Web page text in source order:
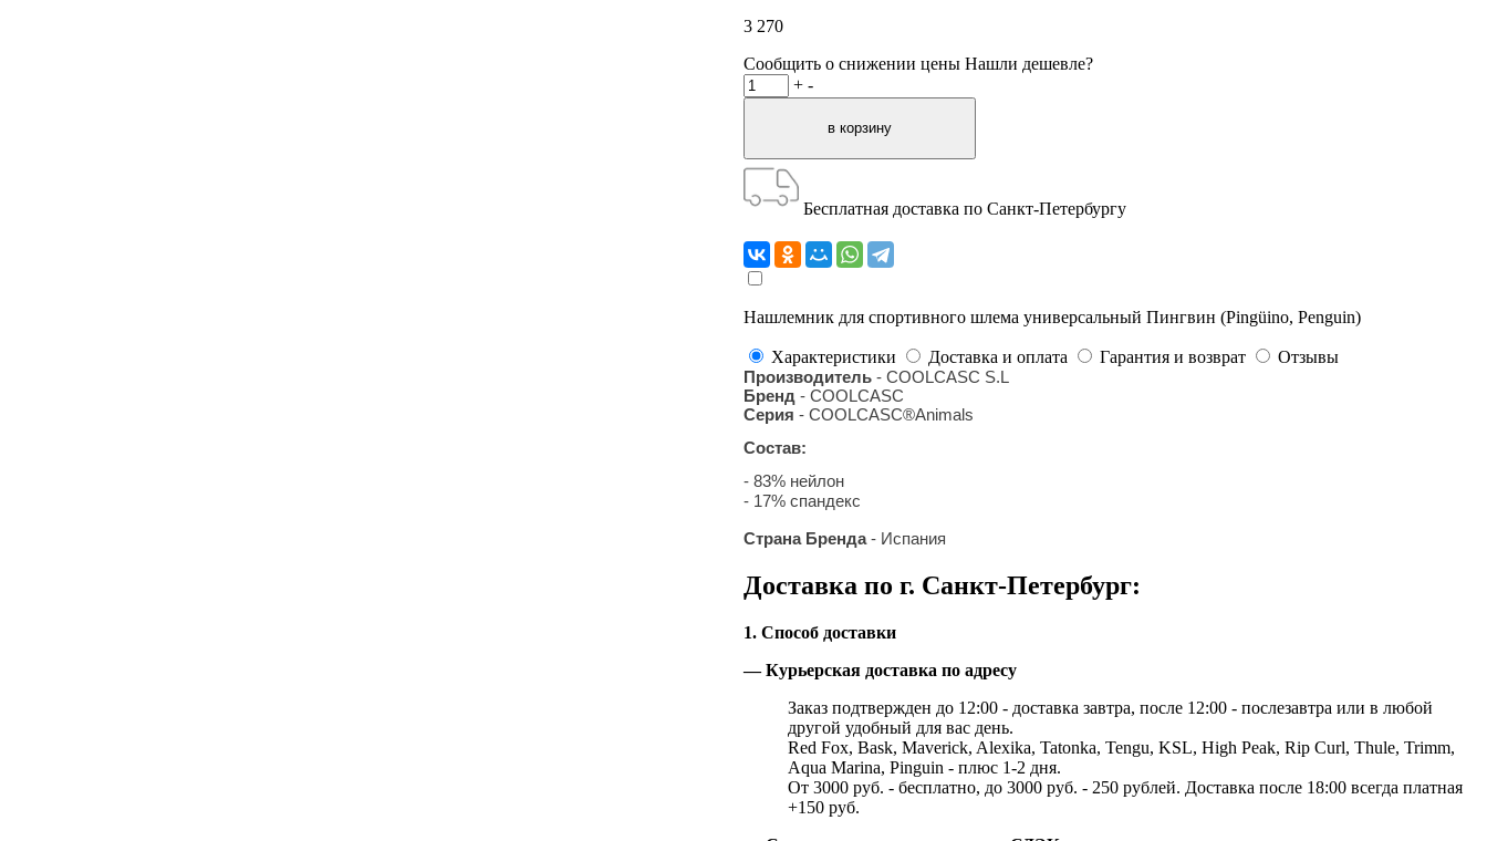
3 270
Сообщить о снижении цены Нашли дешевле?
+ -
Бесплатная доставка по Санкт-Петербургу
Нашлемник для спортивного шлема универсальный Пингвин (Pingüino, Penguin)
Характеристики Доставка и оплата Гарантия и возврат
Отзывы
Производитель - COOLCASC S.L
Бренд - COOLCASC
Серия - COOLCASC®Animals
Состав:
- 83% нейлон
- 17% спандекс
Страна Бренда- Испания
Доставка по г. Санкт-Петербург:
1. Способ доставки
— Курьерская доставка по адресу
Заказ подтвержден до 12:00 - доставка завтра, после 12:00 - послезавтра или в любой
другой удобный для вас день.
Red Fox, Bask, Maverick, Alexika, Tatonka, Tengu, KSL, High Peak, Rip Curl, Thule, Trimm,
Aqua Marina, Pinguin - плюс 1-2 дня.
От 3000 руб. - бесплатно, до 3000 руб. - 250 рублей. Доставка после 18:00 всегда платная
+150 руб.